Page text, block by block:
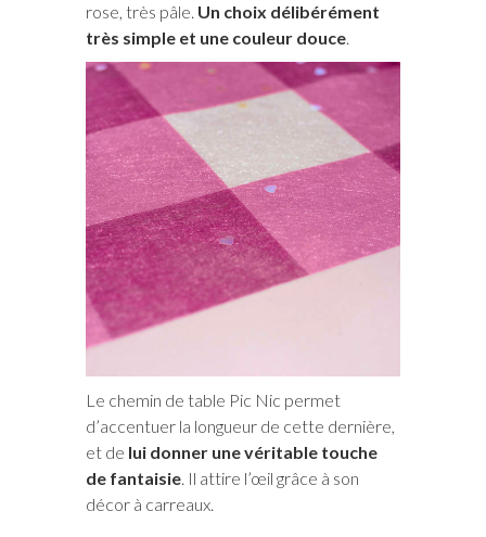
rose, très pâle. Un choix délibérément
très simple et une couleur douce.
Le chemin de table Pic Nic permet
d’accentuer la longueur de cette dernière,
et de lui donner une véritable touche
de fantaisie. Il attire l’œil grâce à son
décor à carreaux.